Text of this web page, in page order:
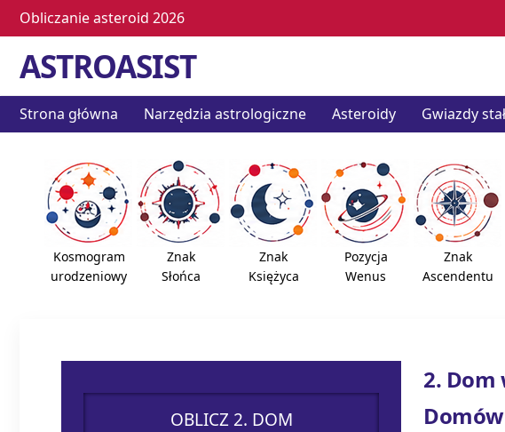
Obliczanie asteroid 2026
ASTROASIST
Strona główna Narzędzia astrologiczne Asteroidy Gwiazdy
Kosmogram
urodzeniowy
Znak
Słońca
Znak
Księżyca
Pozycja
Wenus
Znak
Ascendentu
OBLICZ 2. DOM
2. Dom